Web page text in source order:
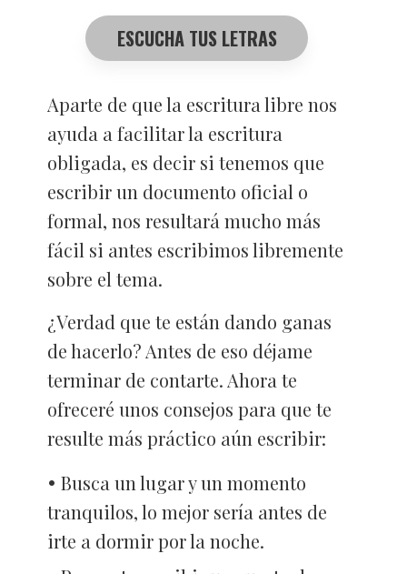
ESCUCHA TUS LETRAS
Aparte de que la escritura libre nos
ayuda a facilitar la escritura
obligada, es decir si tenemos que
escribir un documento oficial o
formal, nos resultará mucho más
fácil si antes escribimos libremente
sobre el tema.
¿Verdad que te están dando ganas
de hacerlo? Antes de eso déjame
terminar de contarte. Ahora te
ofreceré unos consejos para que te
resulte más práctico aún escribir:
Busca un lugar y un momento
tranquilos, lo mejor sería antes de
irte a dormir por la noche.